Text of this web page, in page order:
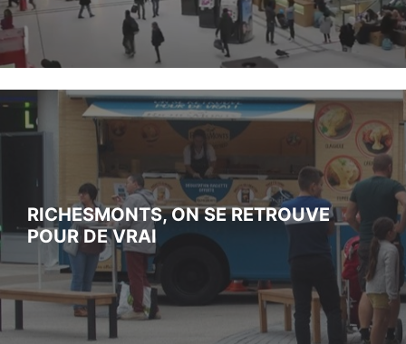
RICHESMONTS, ON SE RETROUVE
POUR DE VRAI